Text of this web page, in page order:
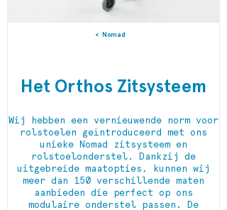
Nomad
Het Orthos Zitsysteem
Wij hebben een vernieuwende norm voor
rolstoelen geïntroduceerd met ons
unieke Nomad zitsysteem en
rolstoelonderstel. Dankzij de
uitgebreide maatopties, kunnen wij
meer dan 150 verschillende maten
aanbieden die perfect op ons
modulaire onderstel passen. De